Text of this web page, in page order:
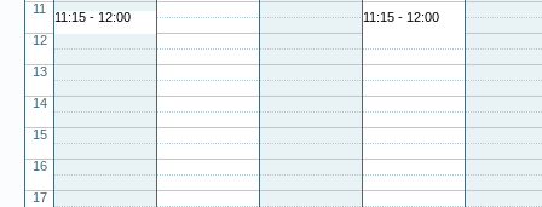
11
12
13
14
15
16
17
11:15 - 12:00 11:15 - 12:00